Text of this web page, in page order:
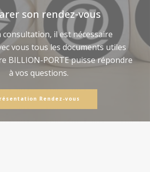
son rendez-vous
consultation, il est nécessaire
vous tous les documents utiles
BILLION-PORTE puisse répondre
à vos questions.
Rendez-vous